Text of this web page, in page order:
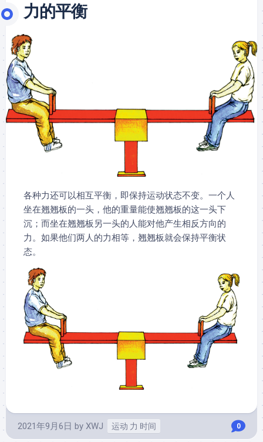
力的平衡
各种力还可以相互平衡，即保持运动状态不变。一个人
坐在翘翘板的一头，他的重量能使翘翘板的这一头下
沉；而坐在翘翘板另一头的人能对他产生相反方向的
力。如果他们两人的力相等，翘翘板就会保持平衡状
态。
2021年9月6日 by XWJ 运动 力 时间 0